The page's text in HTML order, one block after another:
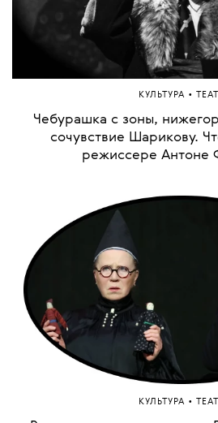
КУЛЬТУРА •
Чебурашка с зоны,
сочувствие Шарикову.
режиссере Антоне
КУЛЬТУРА •